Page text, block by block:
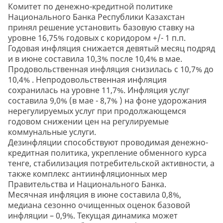
Комитет по денежно-кредитной политике
Национального Банка Республики Казахстан
принял решение установить базовую ставку на
уровне 16,75% годовых с коридором +/- 1 п.п.
Годовая инфляция снижается девятый месяц подряд
и в июне составила 10,3% после 10,4% в мае.
Продовольственная инфляция снизилась с 10,7% до
10,4% . Непродовольственная инфляция
сохранилась на уровне 11,7%. Инфляция услуг
составила 9,0% (в мае - 8,7% ) на фоне удорожания
нерегулируемых услуг при продолжающемся
годовом снижении цен на регулируемые
коммунальные услуги.
Дезинфляции способствуют проводимая денежно-
кредитная политика, укрепление обменного курса
тенге, стабилизация потребительской активности, а
также комплекс антиинфляционных мер
Правительства и Национального Банка.
Месячная инфляция в июне составила 0,8%,
медиана сезонно очищенных оценок базовой
инфляции – 0,9%. Текущая динамика может